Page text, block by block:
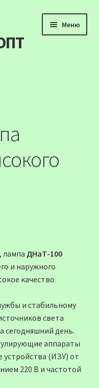
Меню
лампа ДНаТ-100
и наружного
качество
и стабильному
света
сегодняшний день.
аппараты
(ИЗУ) от
220 В и частотой